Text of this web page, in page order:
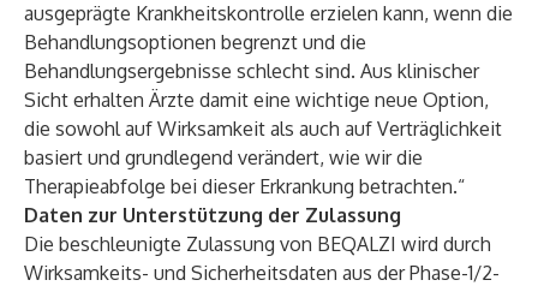
ausgeprägte Krankheitskontrolle erzielen kann, wenn die
Behandlungsoptionen begrenzt und die
Behandlungsergebnisse schlecht sind. Aus klinischer
Sicht erhalten Ärzte damit eine wichtige neue Option,
die sowohl auf Wirksamkeit als auch auf Verträglichkeit
basiert und grundlegend verändert, wie wir die
Therapieabfolge bei dieser Erkrankung betrachten.“
Daten zur Unterstützung der Zulassung
Die beschleunigte Zulassung von BEQALZI wird durch
Wirksamkeits- und Sicherheitsdaten aus der Phase-1/2-